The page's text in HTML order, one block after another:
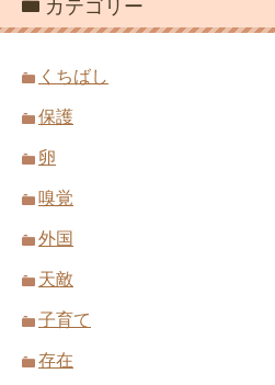
カテゴリー
くちばし
保護
卵
嗅覚
外国
天敵
子育て
存在